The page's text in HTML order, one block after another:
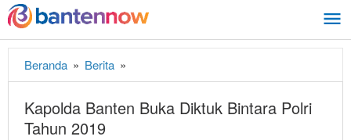
Lewati
ke
konten
Beranda » Berita »
Banten
Buka
Diktuk
Kapolda Banten Buka Diktuk Bintara Polri
Tahun 2019